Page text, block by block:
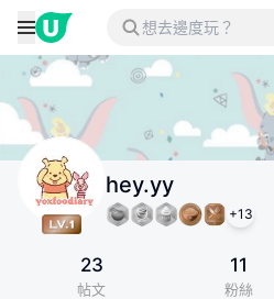
hey.yy
+13
23
帖文
11
粉絲